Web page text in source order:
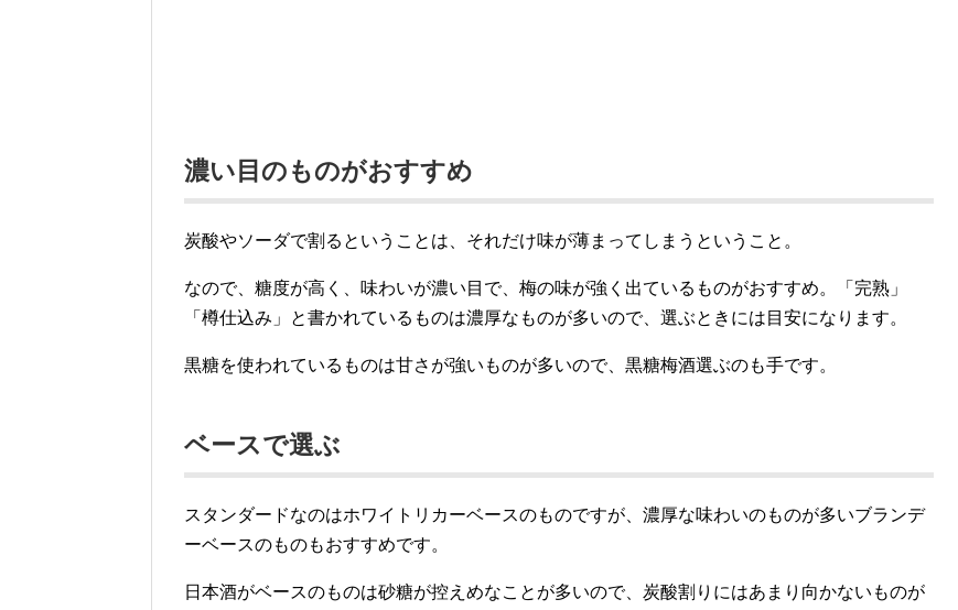
濃い目のものがおすすめ
炭酸やソーダで割るということは、それだけ味が薄まってしまうということ。
なので、糖度が高く、味わいが濃い目で、梅の味が強く出ているものがおすすめ。「完熟」
「樽仕込み」と書かれているものは濃厚なものが多いので、選ぶときには目安になります。
黒糖を使われているものは甘さが強いものが多いので、黒糖梅酒選ぶのも手です。
ベースで選ぶ
スタンダードなのはホワイトリカーベースのものですが、濃厚な味わいのものが多いブランデ
ーベースのものもおすすめです。
日本酒がベースのものは砂糖が控えめなことが多いので、炭酸割りにはあまり向かないものが